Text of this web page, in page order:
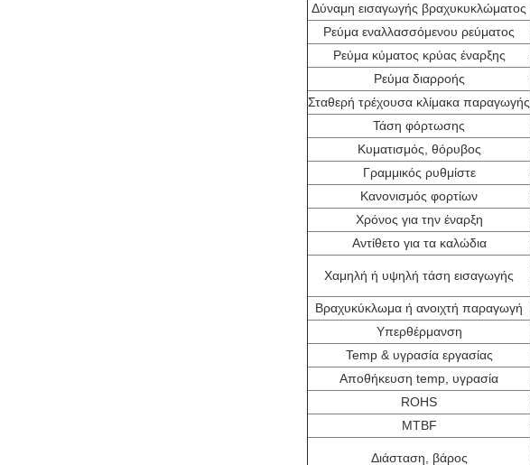
Δύναμη εισαγωγής βραχυκυκλώματος
Ρεύμα εναλλασσόμενου ρεύματος
Ρεύμα κύματος κρύας έναρξης
Ρεύμα διαρροής
Σταθερή τρέχουσα κλίμακα παραγωγής
Τάση φόρτωσης
Κυματισμός, θόρυβος
Γραμμικός ρυθμίστε
Κανονισμός φορτίων
Χρόνος για την έναρξη
Αντίθετο για τα καλώδια
Χαμηλή ή υψηλή τάση εισαγωγής
Βραχυκύκλωμα ή ανοιχτή παραγωγή
Υπερθέρμανση
Temp & υγρασία εργασίας
Αποθήκευση temp, υγρασία
ROHS
MTBF
Διάσταση, βάρος